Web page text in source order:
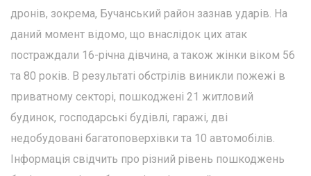
дронів, зокрема, Бучанський район зазнав ударів. На
даний момент відомо, що внаслідок цих атак
постраждали 16-річна дівчина, а також жінки віком 56
та 80 років. В результаті обстрілів виникли пожежі в
приватному секторі, пошкоджені 21 житловий
будинок, господарські будівлі, гаражі, дві
недобудовані багатоповерхівки та 10 автомобілів.
Інформація свідчить про різний рівень пошкоджень